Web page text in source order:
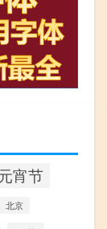
宵节
北京